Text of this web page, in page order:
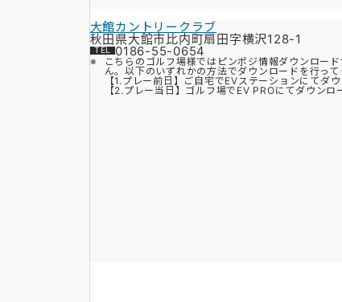
大館カントリークラブ
秋田県大館市比内町扇田字横沢128-1
0186-55-0654
こちらのゴルフ場様ではピンポジ情報ダウンロー
ん。以下のいずれかの方法でダウンロードを行って
【1.プレー前日】ご自宅でEVステーションにてダ
【2.プレー当日】ゴルフ場でEV PROにてダウン